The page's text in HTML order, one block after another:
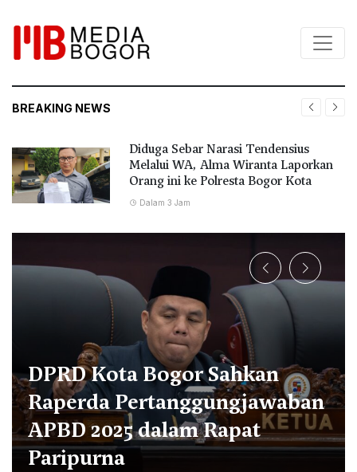
BREAKING NEWS
Diduga Sebar Narasi Tendensius
Melalui WA, Alma Wiranta Laporkan
Orang ini ke Polresta Bogor Kota
Dalam 3 Jam
Diduga Sebar Narasi
Tendensius Melalui WA, Alma
Wiranta Laporkan Orang ini
ke Polresta Bogor Kota